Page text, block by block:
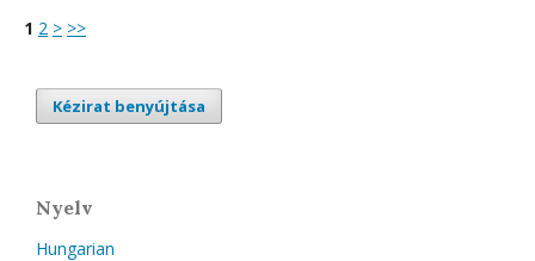
1 2 > >>
Kézirat benyújtása
Nyelv
Hungarian